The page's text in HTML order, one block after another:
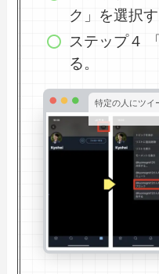
ク」を選択す
ステップ４
る。
特定の人にツイ